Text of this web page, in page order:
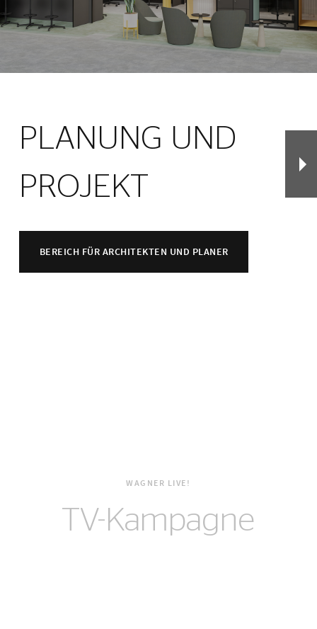
PLANUNG UND
PROJEKT
BEREICH FÜR ARCHITEKTEN UND PLANER
WAGNER LIVE!
TV-Kampagne